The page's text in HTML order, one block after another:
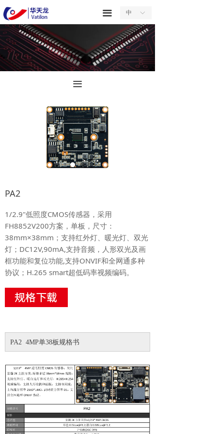
끀
首页
关于我们
产品中心
ꀅ
中
PA2
1/2.9"低照度CMOS传感器，采用
FH8852V200方案，单板，尺寸：
38mm×38mm；支持红外灯、暖光灯、双光
灯；DC12V,90mA,支持音频，人形双光及画
框功能和复位功能,支持ONVIF和全网通多种
协议；H.265 smart超低码率视频编码。
PA2 4MP单38板规格书
끀